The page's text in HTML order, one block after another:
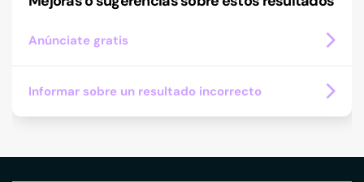
Anúnciate gratis
Informar sobre un resultado incorrecto